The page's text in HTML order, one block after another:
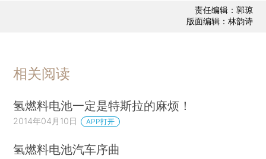
责任编辑：郭琼
版面编辑：林韵诗
相关阅读
氢燃料电池一定是特斯拉的麻烦！
2014年04月10日 APP打开
氢燃料电池汽车序曲